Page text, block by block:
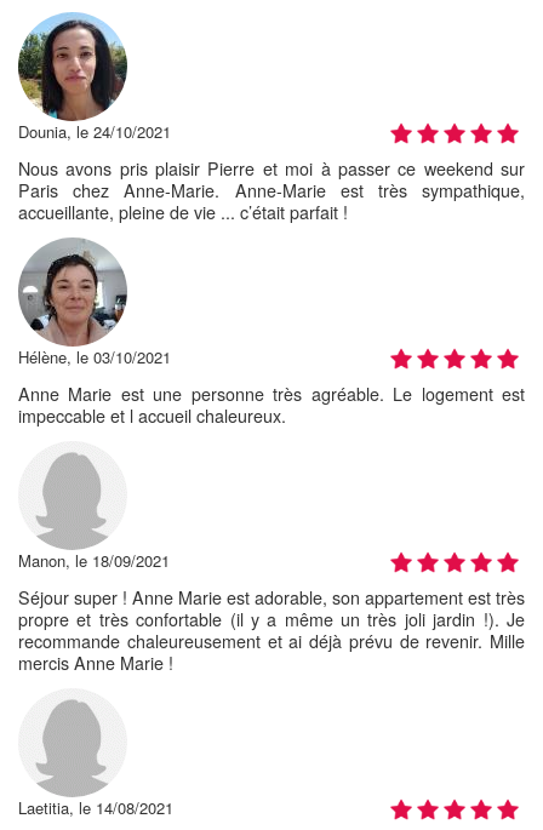
Dounia, le 24/10/2021
Nous avons pris plaisir Pierre et moi à passer ce weekend sur
Paris chez Anne-Marie. Anne-Marie est très sympathique,
accueillante, pleine de vie ... c’était parfait !
Hélène, le 03/10/2021
Anne Marie est une personne très agréable. Le logement est
impeccable et l accueil chaleureux.
Manon, le 18/09/2021
Séjour super ! Anne Marie est adorable, son appartement est très
propre et très confortable (il y a même un très joli jardin !). Je
recommande chaleureusement et ai déjà prévu de revenir. Mille
mercis Anne Marie !
Laetitia, le 14/08/2021